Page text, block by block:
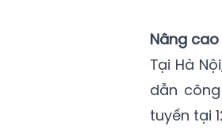
Nâng
Tại Hà
dẫn
tuyến tại